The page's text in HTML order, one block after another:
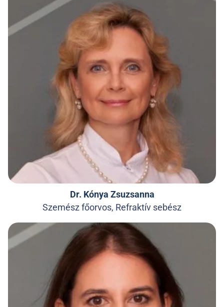
Dr. Kónya Zsuzsanna
Szemész főorvos, Refraktív sebész